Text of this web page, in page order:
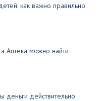
как важно правильно
Аптека можно найти
деньги действительно